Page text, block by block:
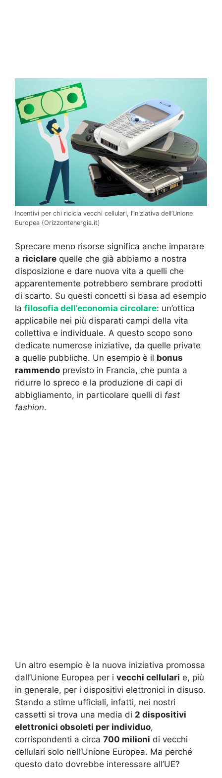
Incentivi per chi ricicla vecchi cellulari, l’iniziativa dell’Unione
Europea (Orizzontenergia.it)
Sprecare meno risorse significa anche imparare
a riciclare quelle che già abbiamo a nostra
disposizione e dare nuova vita a quelli che
apparentemente potrebbero sembrare prodotti
di scarto. Su questi concetti si basa ad esempio
la filosofia dell’economia circolare: un’ottica
applicabile nei più disparati campi della vita
collettiva e individuale. A questo scopo sono
dedicate numerose iniziative, da quelle private
a quelle pubbliche. Un esempio è il bonus
rammendo previsto in Francia, che punta a
ridurre lo spreco e la produzione di capi di
abbigliamento, in particolare quelli di fast
fashion.
Un altro esempio è la nuova iniziativa promossa
dall’Unione Europea per i vecchi cellulari e, più
in generale, per i dispositivi elettronici in disuso.
Stando a stime ufficiali, infatti, nei nostri
cassetti si trova una media di 2 dispositivi
elettronici obsoleti per individuo,
corrispondenti a circa 700 milioni di vecchi
cellulari solo nell’Unione Europea. Ma perché
questo dato dovrebbe interessare all’UE?